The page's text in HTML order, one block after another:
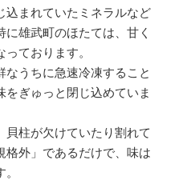
込まれていたミネラルなど
雄武町のほたては、甘く
ております。
うちに急速冷凍すること
ぎゅっと閉じ込めていま
貝柱が欠けていたり割れて
格外」であるだけで、味は